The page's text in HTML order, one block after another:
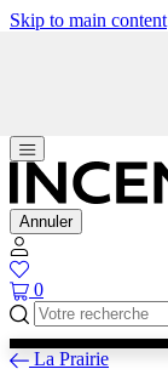
Skip to main content
Annuler
0
La Prairie